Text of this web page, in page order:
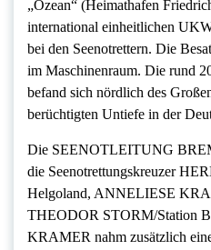
„Ozean“ (Heimathafen
international einheitlichen
bei den Seenotrettern. Die
im Maschinenraum. Die rund
befand sich nördlich des
berüchtigten Untiefe in der
Die SEENOTLEITUNG
die Seenotrettungskreuzer
Helgoland, ANNELIESE
THEODOR STORM/Station
KRAMER nahm zusätzlich